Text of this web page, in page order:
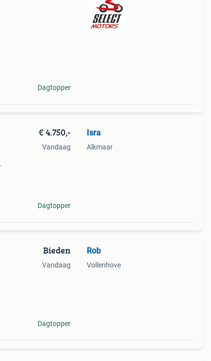
Dagtopper
€ 4.750,-
Vandaag
Dagtopper
Isra
Alkmaar
Bieden
Vandaag
Dagtopper
Rob
Vollenhove